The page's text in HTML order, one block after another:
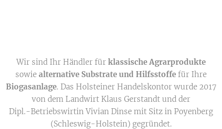
Wir sind Ihr Händler für klassische Agrarprodukte
sowie alternative Substrate und Hilfsstoffe für Ihre
Biogasanlage. Das Holsteiner Handelskontor wurde 2017
von dem Landwirt Klaus Gerstandt und der
Dipl.-Betriebswirtin Vivian Dinse mit Sitz in Poyenberg
(Schleswig-Holstein) gegründet.